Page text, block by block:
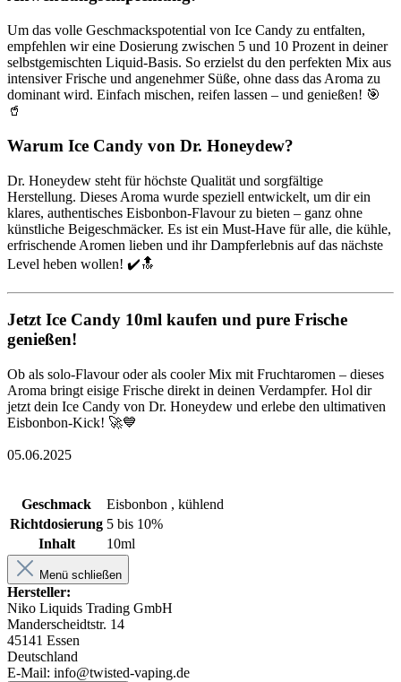
Um das volle Geschmackspotential von Ice Candy zu entfalten,
empfehlen wir eine Dosierung zwischen 5 und 10 Prozent in deiner
selbstgemischten Liquid-Basis. So erzielst du den perfekten Mix aus
intensiver Frische und angenehmer Süße, ohne dass das Aroma zu
dominant wird. Einfach mischen, reifen lassen – und genießen! 🎯
🥤
Warum Ice Candy von Dr. Honeydew?
Dr. Honeydew steht für höchste Qualität und sorgfältige
Herstellung. Dieses Aroma wurde speziell entwickelt, um dir ein
klares, authentisches Eisbonbon-Flavour zu bieten – ganz ohne
künstliche Beigeschmäcker. Es ist ein Must-Have für alle, die kühle,
erfrischende Aromen lieben und ihr Dampferlebnis auf das nächste
Level heben wollen! ✔️🔝
Jetzt Ice Candy 10ml kaufen und pure Frische
genießen!
Ob als solo-Flavour oder als cooler Mix mit Fruchtaromen – dieses
Aroma bringt eisige Frische direkt in deinen Verdampfer. Hol dir
jetzt dein Ice Candy von Dr. Honeydew und erlebe den ultimativen
Eisbonbon-Kick! 🚀💙
05.06.2025
Geschmack
Eisbonbon , kühlend
Richtdosierung 5 bis 10%
Inhalt
10ml
Menü schließen
Hersteller:
Niko Liquids Trading GmbH
Manderscheidtstr. 14
45141 Essen
Deutschland
E-Mail: info@twisted-vaping.de